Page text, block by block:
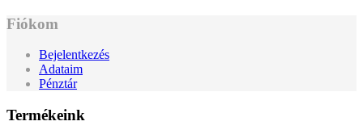
Fiókom
Bejelentkezés
Adataim
Pénztár
Termékeink